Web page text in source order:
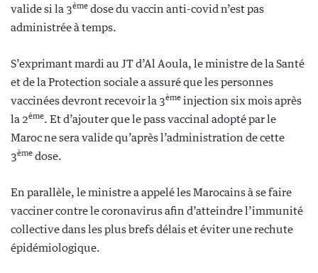
valide si la 3ème dose du vaccin anti-covid n’est pas
administrée à temps.
S’exprimant mardi au JT d’Al Aoula, le ministre de la Santé
et de la Protection sociale a assuré que les personnes
vaccinées devront recevoir la 3ème injection six mois après
la 2ème. Et d’ajouter que le pass vaccinal adopté par le
Maroc ne sera valide qu’après l’administration de cette
3ème dose.
En parallèle, le ministre a appelé les Marocains à se faire
vacciner contre le coronavirus afin d’atteindre l’immunité
collective dans les plus brefs délais et éviter une rechute
épidémiologique.